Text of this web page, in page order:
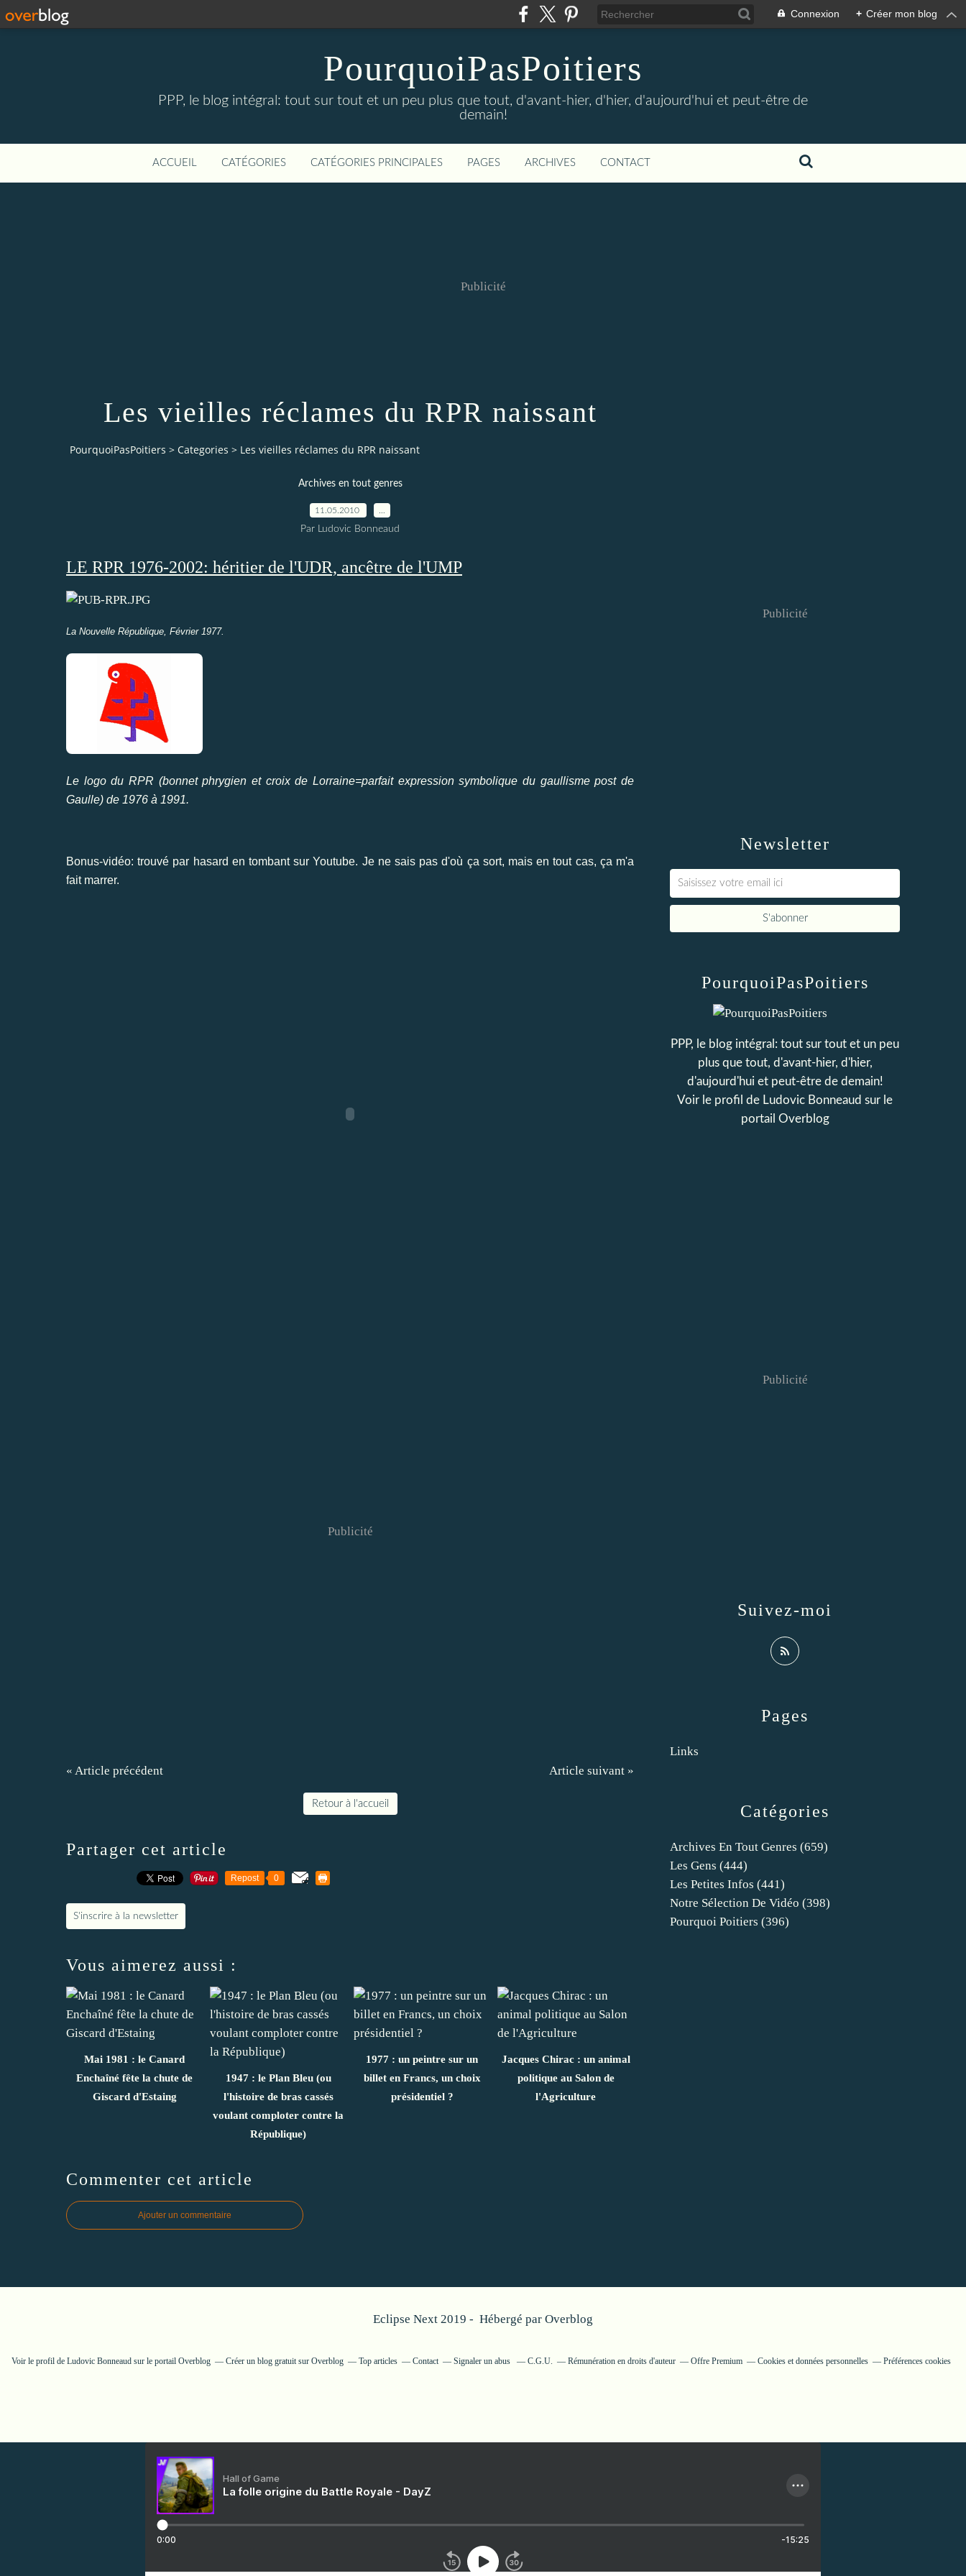
Connexion + Créer mon blog
PourquoiPasPoitiers
PPP, le blog intégral: tout sur tout et un peu plus que tout, d'avant-hier, d'hier, d'aujourd'hui et peut-être de
demain!
ACCUEIL CATÉGORIES CATÉGORIES PRINCIPALES PAGES ARCHIVES CONTACT
Publicité
Les vieilles réclames du RPR naissant
PourquoiPasPoitiers > Categories > Les vieilles réclames du RPR naissant
Archives en tout genres
11.05.2010
Par Ludovic Bonneaud
LE RPR 1976-2002: héritier de l'UDR, ancêtre de l'UMP
La Nouvelle République, Février 1977.
Le logo du RPR (bonnet phrygien et croix de Lorraine=parfait expression symbolique du gaullisme post de
Gaulle) de 1976 à 1991.
Bonus-vidéo: trouvé par hasard en tombant sur Youtube. Je ne sais pas d'où ça sort, mais en tout cas, ça m'a
fait marrer.
Publicité
« Article précédent Article suivant »
Retour à l'accueil
Partager cet article
Repost 0
S'inscrire à la newsletter
Vous aimerez aussi :
Mai 1981 : le Canard
Enchaîné fête la chute de
Giscard d'Estaing
1947 : le Plan Bleu (ou
l'histoire de bras cassés
voulant comploter contre la
République)
1977 : un peintre sur un
billet en Francs, un choix
présidentiel ?
Jacques Chirac : un animal
politique au Salon de
l'Agriculture
Commenter cet article
Ajouter un commentaire
Newsletter
Publicité
Catégories
Archives En Tout Genres (659)
Les Gens (444)
Les Petites Infos (441)
Notre Sélection De Vidéo (398)
Pourquoi Poitiers (396)
Pages
Links
PourquoiPasPoitiers
PPP, le blog intégral: tout sur tout et un peu
plus que tout, d'avant-hier, d'hier,
d'aujourd'hui et peut-être de demain!
Voir le profil de Ludovic Bonneaud sur le
portail Overblog
Suivez-moi
Publicité
Eclipse Next 2019 - Hébergé par Overblog
Voir le profil de Ludovic Bonneaudsur le portail Overblog Créer un blog gratuit sur Overblog Top articles Contact Signaler un abus C.G.U. Rémunération en droits d'auteur Offre Premium Cookies et données personnelles Préférences cookies
Hall of Game
La folle origine du Battle Royale - DayZ
0:00 -15:25